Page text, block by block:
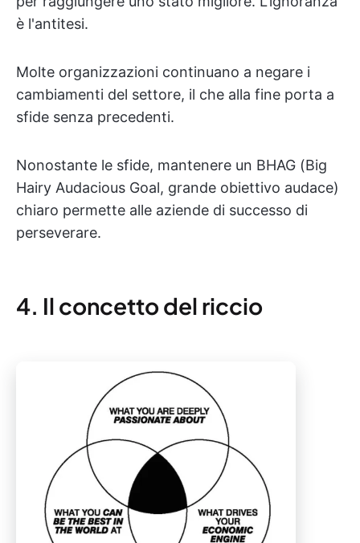
è l'antitesi.
Molte organizzazioni continuano a negare i
cambiamenti del settore, il che alla fine porta a
sfide senza precedenti.
Nonostante le sfide, mantenere un BHAG (Big
Hairy Audacious Goal, grande obiettivo audace)
chiaro permette alle aziende di successo di
perseverare.
4. Il concetto del riccio